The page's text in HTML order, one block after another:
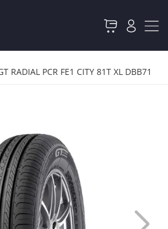
RADIAL PCR FE1 CITY 81T XL DBB71